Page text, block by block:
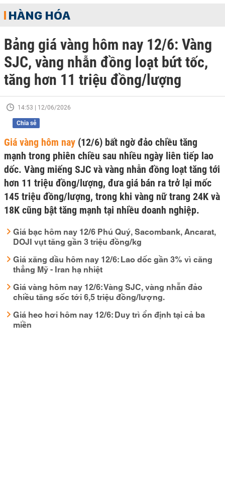
HÀNG HÓA
Bảng giá vàng hôm nay 12/6: Vàng
SJC, vàng nhẫn đồng loạt bứt tốc,
tăng hơn 11 triệu đồng/lượng
14:53 | 12/06/2026
Chia sẻ
Giá vàng hôm nay (12/6) bất ngờ đảo chiều tăng
mạnh trong phiên chiều sau nhiều ngày liên tiếp lao
dốc. Vàng miếng SJC và vàng nhẫn đồng loạt tăng tới
hơn 11 triệu đồng/lượng, đưa giá bán ra trở lại mốc
145 triệu đồng/lượng, trong khi vàng nữ trang 24K và
18K cũng bật tăng mạnh tại nhiều doanh nghiệp.
Giá bạc hôm nay 12/6 Phú Quý, Sacombank, Ancarat,
DOJI vụt tăng gần 3 triệu đồng/kg
Giá xăng dầu hôm nay 12/6: Lao dốc gần 3% vì căng
thẳng Mỹ - Iran hạ nhiệt
Giá vàng hôm nay 12/6: Vàng SJC, vàng nhẫn đảo
chiều tăng sốc tới 6,5 triệu đồng/lượng.
Giá heo hơi hôm nay 12/6: Duy trì ổn định tại cả ba
miền